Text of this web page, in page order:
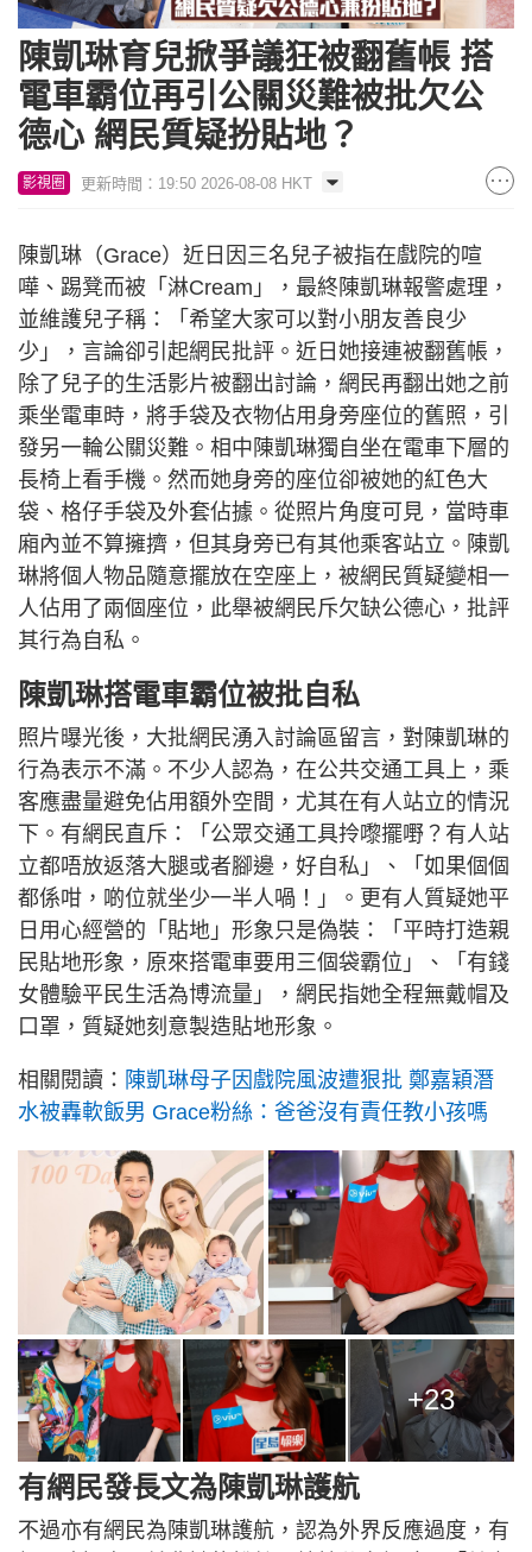
陳凱琳育兒掀爭議狂被翻舊帳 搭
電車霸位再引公關災難被批欠公
德心 網民質疑扮貼地？
影視圈 更新時間：19:50 2026-08-08 HKT
陳凱琳（Grace）近日因三名兒子被指在戲院的喧
嘩、踢凳而被「淋Cream」，最終陳凱琳報警處理，
並維護兒子稱：「希望大家可以對小朋友善良少
少」，言論卻引起網民批評。近日她接連被翻舊帳，
除了兒子的生活影片被翻出討論，網民再翻出她之前
乘坐電車時，將手袋及衣物佔用身旁座位的舊照，引
發另一輪公關災難。相中陳凱琳獨自坐在電車下層的
長椅上看手機。然而她身旁的座位卻被她的紅色大
袋、格仔手袋及外套佔據。從照片角度可見，當時車
廂內並不算擁擠，但其身旁已有其他乘客站立。陳凱
琳將個人物品隨意擺放在空座上，被網民質疑變相一
人佔用了兩個座位，此舉被網民斥欠缺公德心，批評
其行為自私。
陳凱琳搭電車霸位被批自私
照片曝光後，大批網民湧入討論區留言，對陳凱琳的
行為表示不滿。不少人認為，在公共交通工具上，乘
客應盡量避免佔用額外空間，尤其在有人站立的情況
下。有網民直斥：「公眾交通工具拎嚟擺嘢？有人站
立都唔放返落大腿或者腳邊，好自私」、「如果個個
都係咁，啲位就坐少一半人喎！」。更有人質疑她平
日用心經營的「貼地」形象只是偽裝：「平時打造親
民貼地形象，原來搭電車要用三個袋霸位」、「有錢
女體驗平民生活為博流量」，網民指她全程無戴帽及
口罩，質疑她刻意製造貼地形象。
相關閱讀： 陳凱琳母子因戲院風波遭狠批 鄭嘉穎潛
水被轟軟飯男 Grace粉絲：爸爸沒有責任教小孩嗎
+23
有網民發長文為陳凱琳護航
不過亦有網民為陳凱琳護航，認為外界反應過度，有